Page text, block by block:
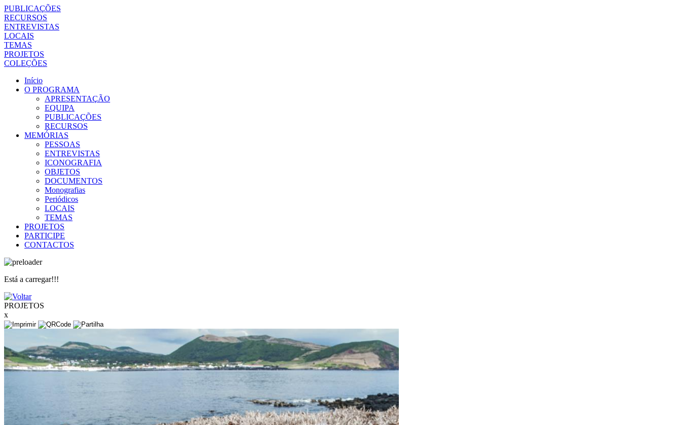
PUBLICAÇÕES
RECURSOS
ENTREVISTAS
LOCAIS
TEMAS
PROJETOS
COLEÇÕES
Início
O PROGRAMA
APRESENTAÇÃO
EQUIPA
PUBLICAÇÕES
RECURSOS
MEMÓRIAS
PESSOAS
ENTREVISTAS
ICONOGRAFIA
OBJETOS
DOCUMENTOS
Monografias
Periódicos
LOCAIS
TEMAS
PROJETOS
PARTICIPE
CONTACTOS
Está a carregar!!!
PROJETOS
x